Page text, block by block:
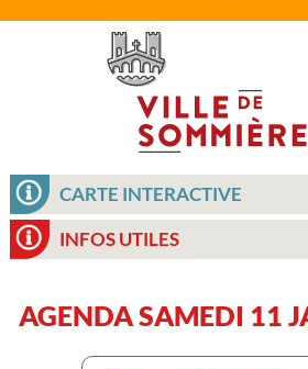
CARTE INTERACTIVE
INFOS UTILES
AGENDA SAMEDI 11